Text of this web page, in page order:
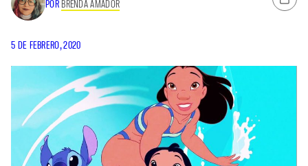
POR BRENDA AMADOR
5 DE FEBRERO, 2020